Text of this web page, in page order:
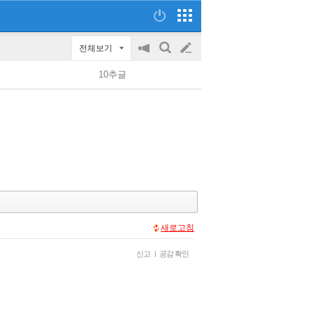
전체보기
공
on/off
검
글
쓰
10추글
새로고침
신고 | 공감 확인